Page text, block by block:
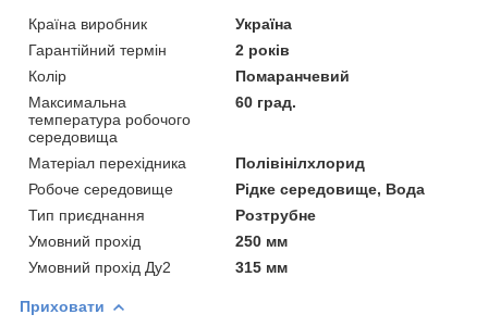
Країна виробник
Україна
Гарантійний термін
2 років
Колір
Помаранчевий
Максимальна
температура робочого
середовища
60 град.
Матеріал перехідника
Полівінілхлорид
Робоче середовище
Рідке середовище, Вода
Тип приєднання
Розтрубне
Умовний прохід
250 мм
Умовний прохід Ду2
315 мм
Приховати